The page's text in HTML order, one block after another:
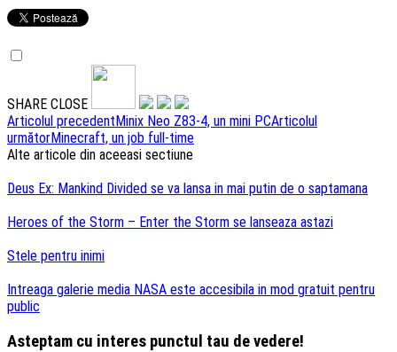
SHARE CLOSE
Navigare
articole
Articolul precedentMinix Neo Z83-4, un mini PCArticolul
următorMinecraft, un job full-time
Alte articole din aceeasi sectiune
Deus Ex: Mankind Divided se va lansa in mai putin de o saptamana
Heroes of the Storm – Enter the Storm se lanseaza astazi
Stele pentru inimi
Intreaga galerie media NASA este accesibila in mod gratuit pentru
public
Asteptam cu interes punctul tau de vedere!